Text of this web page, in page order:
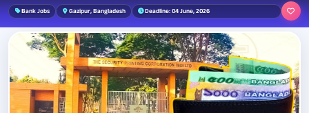
Bank Jobs Gazipur, Bangladesh Deadline: 04 June, 2026